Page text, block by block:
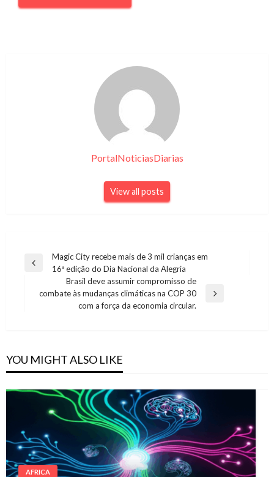
PortalNoticiasDiarias
View all posts
Navegação
Post
Previous
Magic City recebe mais de 3 mil crianças em
16ª edição do Dia Nacional da Alegria
Next
Brasil deve assumir compromisso de
combate às mudanças climáticas na COP 30
com a força da economia circular.
YOU MIGHT ALSO LIKE
AFRICA